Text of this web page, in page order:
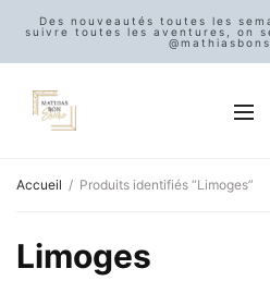
Des nouveautés toutes les
suivre toutes les aventures, on
Accueil / Produits identifiés “Limoges”
Limoges